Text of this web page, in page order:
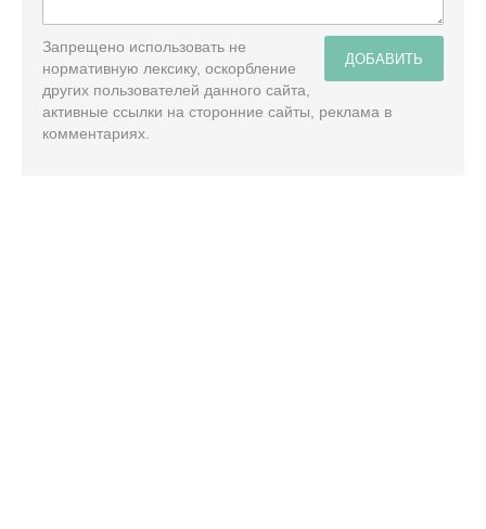
ДОБАВИТЬ
Запрещено использовать не
нормативную лексику, оскорбление
других пользователей данного сайта,
активные ссылки на сторонние сайты, реклама в
комментариях.